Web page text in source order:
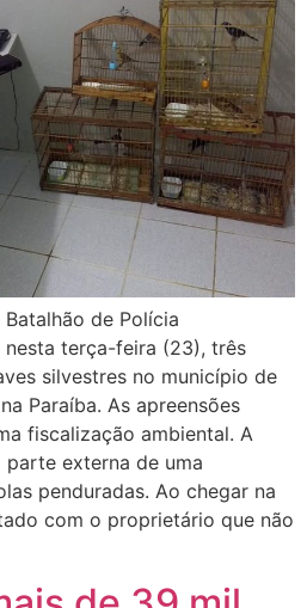
de Polícia
terça-feira (23), três
silvestres no município de
Paraíba. As apreensões
fiscalização ambiental. A
externa de uma
penduradas. Ao chegar na
com o proprietário que não